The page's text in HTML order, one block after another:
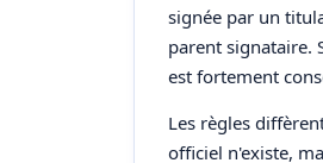
signée par un
parent signataire.
est fortement
Les règles
officiel n'existe,